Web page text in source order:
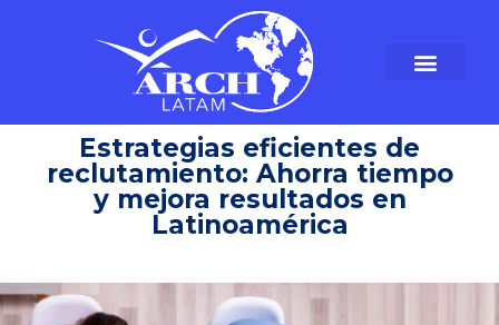
Estrategias eficientes de
reclutamiento: Ahorra tiempo
y mejora resultados en
Latinoamérica